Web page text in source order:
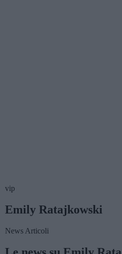
vip
Emily Ratajkowski
News Articoli